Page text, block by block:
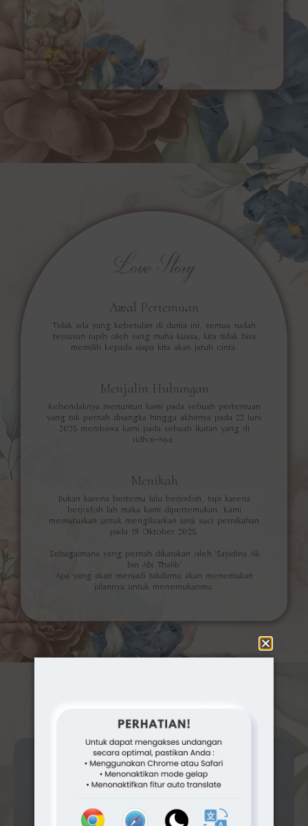
Love Story
Awal Pertemuan
Tidak ada yang kebetulan di dunia ini, semua sudah
tersusun rapih oleh sang maha kuasa, kita tidak bisa
memilih kepada siapa kita akan jatuh cinta.
Menjalin Hubungan
Kehendaknya menuntun kami pada sebuah pertemuan
yang tak pernah disangka hingga akhirnya pada 22 Juni
2025 membawa kami pada sebuah ikatan yang di
ridhoi-Nya.
Menikah
Bukan karena bertemu lalu berjodoh, tapi karena
berjodoh lah maka kami dipertemukan. Kami
memutuskan untuk mengikrarkan janji suci pernikahan
pada 19 Oktober 2025.
Sebagaimana yang pernah dikatakan oleh ‘Sayidina Ali
bin Abi Thalib’
Apa yang akan menjadi takdirmu akan menemukan
jalannya untuk menemukanmu.